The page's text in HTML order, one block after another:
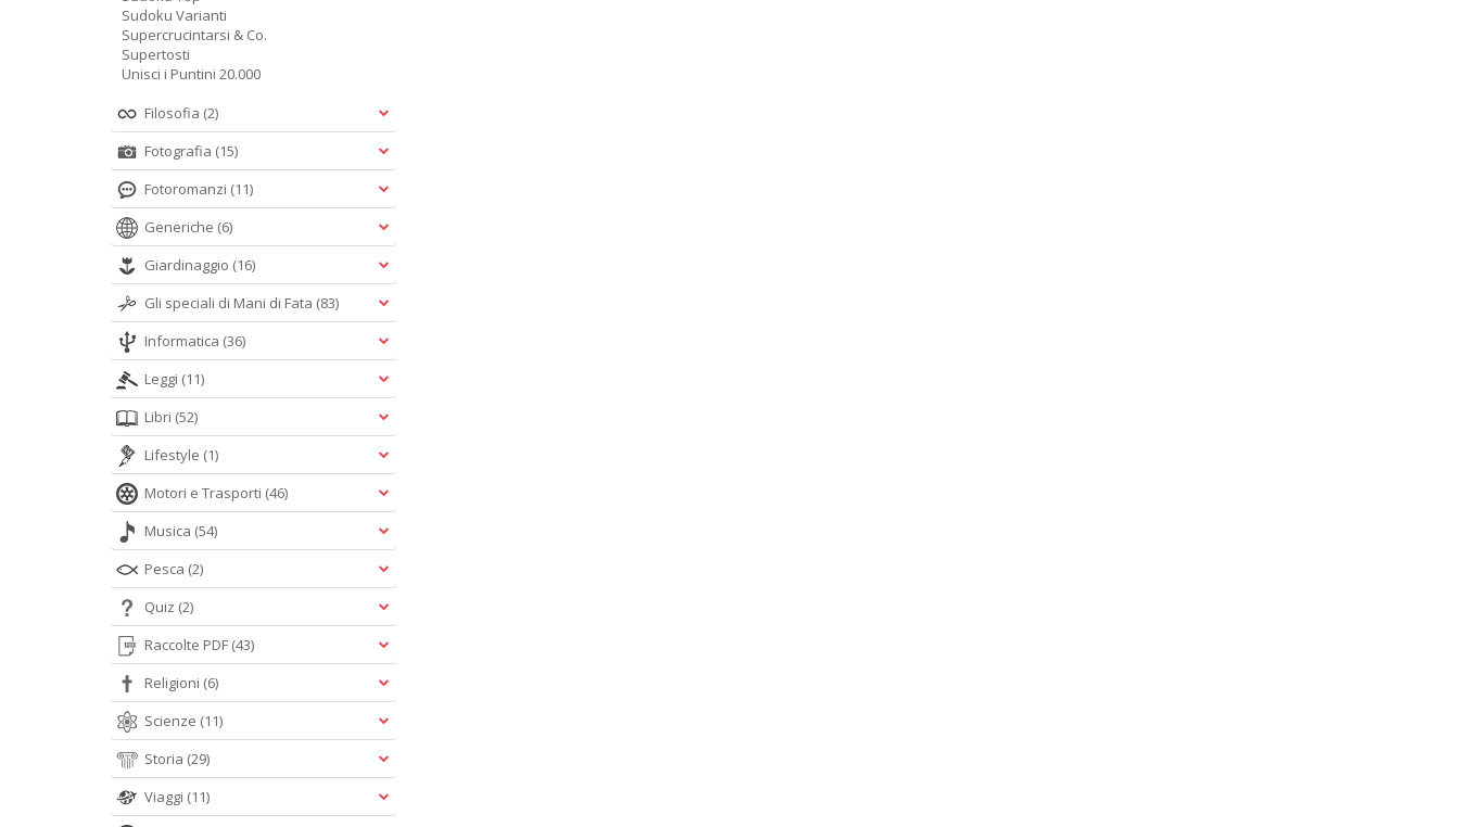
Sudoku Varianti
Supercrucintarsi & Co.
Supertosti
Unisci i Puntini 20.000
Filosofia (2)
Fotografia (15)
Fotoromanzi (11)
Generiche (6)
Giardinaggio (16)
Gli speciali di Mani di Fata (83)
Informatica (36)
Leggi (11)
Libri (52)
Lifestyle (1)
Motori e Trasporti (46)
Musica (54)
Pesca (2)
Quiz (2)
Raccolte PDF (43)
Religioni (6)
Scienze (11)
Storia (29)
Viaggi (11)